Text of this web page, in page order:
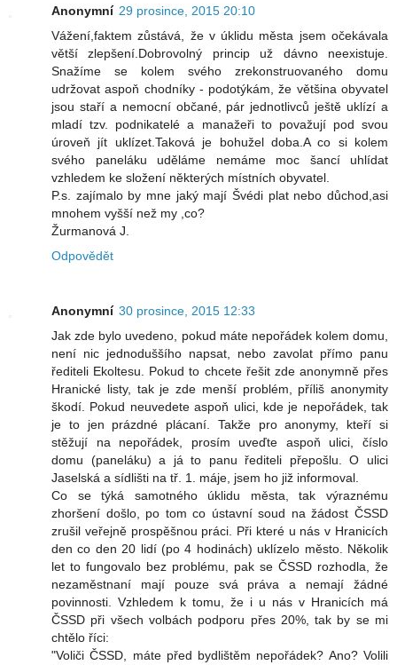
Anonymní 29 prosince, 2015 20:10
Vážení,faktem zůstává, že v úklidu města jsem očekávala
větší zlepšení.Dobrovolný princip už dávno neexistuje.
Snažíme se kolem svého zrekonstruovaného domu
udržovat aspoň chodníky - podotýkám, že většina obyvatel
jsou staří a nemocní občané, pár jednotlivců ještě uklízí a
mladí tzv. podnikatelé a manažeři to považují pod svou
úroveň jít uklízet.Taková je bohužel doba.A co si kolem
svého paneláku uděláme nemáme moc šancí uhlídat
vzhledem ke složení některých místních obyvatel.
P.s. zajímalo by mne jaký mají Švédi plat nebo důchod,asi
mnohem vyšší než my ,co?
Žurmanová J.
Odpovědět
Anonymní 30 prosince, 2015 12:33
Jak zde bylo uvedeno, pokud máte nepořádek kolem domu,
není nic jednoduššího napsat, nebo zavolat přímo panu
řediteli Ekoltesu. Pokud to chcete řešit zde anonymně přes
Hranické listy, tak je zde menší problém, příliš anonymity
škodí. Pokud neuvedete aspoň ulici, kde je nepořádek, tak
je to jen prázdné plácaní. Takže pro anonymy, kteří si
stěžují na nepořádek, prosím uveďte aspoň ulici, číslo
domu (paneláku) a já to panu řediteli přepošlu. O ulici
Jaselská a sídlišti na tř. 1. máje, jsem ho již informoval.
Co se týká samotného úklidu města, tak výraznému
zhoršení došlo, po tom co ústavní soud na žádost ČSSD
zrušil veřejně prospěšnou práci. Při které u nás v Hranicích
den co den 20 lidí (po 4 hodinách) uklízelo město. Několik
let to fungovalo bez problému, pak se ČSSD rozhodla, že
nezaměstnaní mají pouze svá práva a nemají žádné
povinnosti. Vzhledem k tomu, že i u nás v Hranicích má
ČSSD při všech volbách podporu přes 20%, tak by se mi
chtělo říci:
"Voliči ČSSD, máte před bydlištěm nepořádek? Ano? Volili